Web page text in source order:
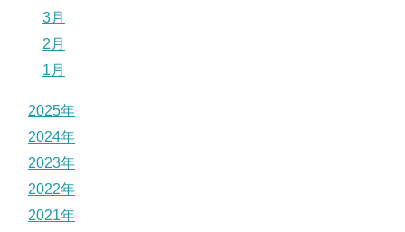
3月
2月
1月
2025年
2024年
2023年
2022年
2021年